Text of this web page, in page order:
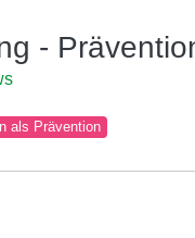
-
als Prävention